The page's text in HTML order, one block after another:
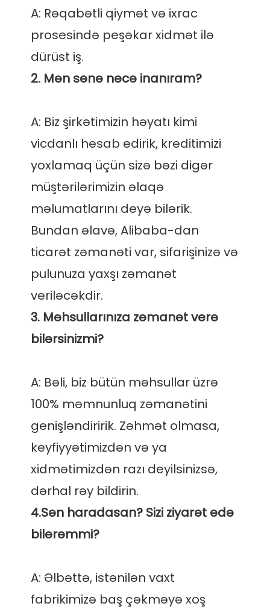
A: Rəqabətli qiymət və ixrac
prosesində peşəkar xidmət ilə
A: Biz şirkətimizin həyatı kimi
vicdanlı hesab edirik, kreditimizi
yoxlamaq üçün sizə bəzi digər
müştərilərimizin əlaqə
məlumatlarını deyə bilərik.
Bundan əlavə, Alibaba-dan
ticarət zəmanəti var, sifarişinizə və
pulunuza yaxşı zəmanət
3. Məhsullarınıza zəmanət verə
A: Bəli, biz bütün məhsullar üzrə
100% məmnunluq zəmanətini
genişləndiririk. Zəhmət olmasa,
keyfiyyətimizdən və ya
xidmətimizdən razı deyilsinizsə,
4.Sən haradasan? Sizi ziyarət edə
A: Əlbəttə, istənilən vaxt
fabrikimizə baş çəkməyə xoş